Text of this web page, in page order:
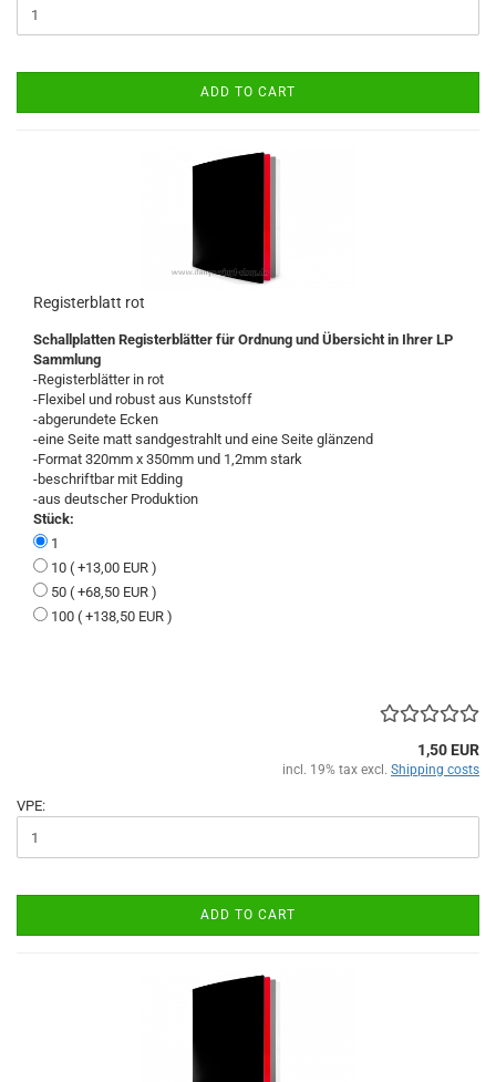
ADD TO CART
Registerblatt rot
Schallplatten Registerblätter für Ordnung und Übersicht in Ihrer LP
Sammlung
-Registerblätter in rot
-Flexibel und robust aus Kunststoff
-abgerundete Ecken
-eine Seite matt sandgestrahlt und eine Seite glänzend
-Format 320mm x 350mm und 1,2mm stark
-beschriftbar mit Edding
-aus deutscher Produktion
Stück:
1
10 ( +13,00 EUR )
50 ( +68,50 EUR )
100 ( +138,50 EUR )
1,50 EUR
incl. 19% tax excl. Shipping costs
VPE:
ADD TO CART